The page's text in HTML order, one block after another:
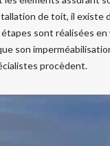
de toit, il existe
sont réalisées
son
procèdent.